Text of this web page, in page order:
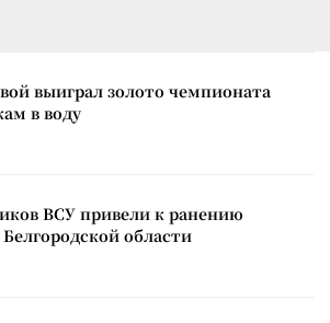
выиграл золото чемпионата
в воду
ВСУ привели к ранению
области